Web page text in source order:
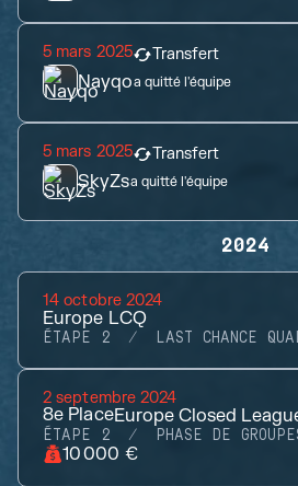
5 mars 2025 Transfert
Nayqoa quitté l'équipe
5 mars 2025 Transfert
SkyZsa quitté l'équipe
2024
14 octobre 2024
Europe LCQ
ÉTAPE 2 LAST CHANCE
2 septembre 2024
8e PlaceEurope Closed
ÉTAPE 2 PHASE DE
10 000 €